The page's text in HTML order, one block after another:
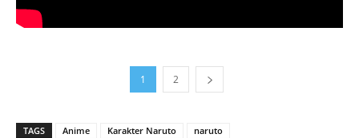
1 2
TAGS Anime Karakter Naruto naruto